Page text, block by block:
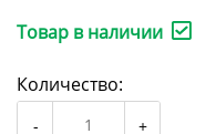
Товар в наличии
Количество: